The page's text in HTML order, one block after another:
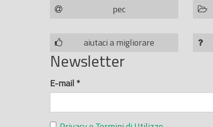
pec
aiutaci a migliorare
Newsletter
E-mail *